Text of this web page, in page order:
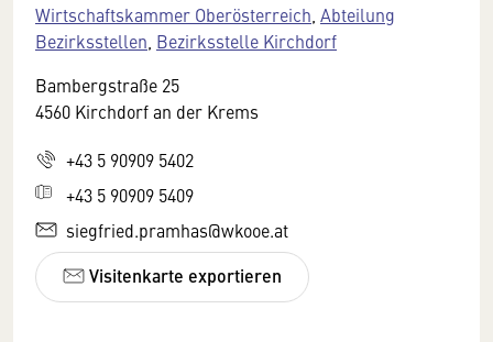
Wirtschaftskammer Oberösterreich Abteilung
Bezirksstellen Bezirksstelle Kirchdorf
Bambergstraße 25
4560 Kirchdorf an der Krems
+43 5 90909 5402
+43 5 90909 5409
siegfried.pramhas@wkooe.at
Visitenkarte exportieren